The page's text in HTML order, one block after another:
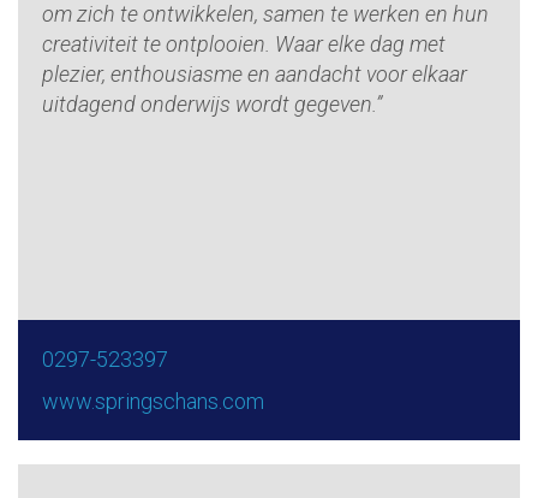
om zich te ontwikkelen, samen te werken en hun
creativiteit te ontplooien. Waar elke dag met
plezier, enthousiasme en aandacht voor elkaar
uitdagend onderwijs wordt gegeven.”
0297-523397
www.springschans.com